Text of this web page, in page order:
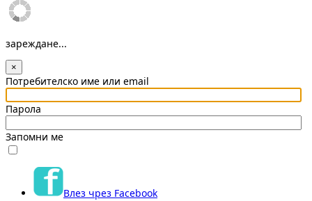
зареждане...
×
Потребителско име или email
Парола
Запомни ме
Влез чрез Facebook